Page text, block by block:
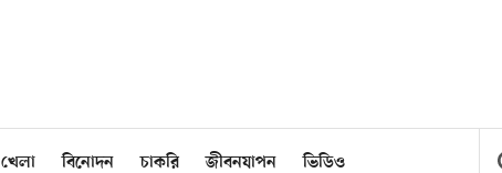
খেলা বিনোদন চাকরি জীবনযাপন ভিডিও